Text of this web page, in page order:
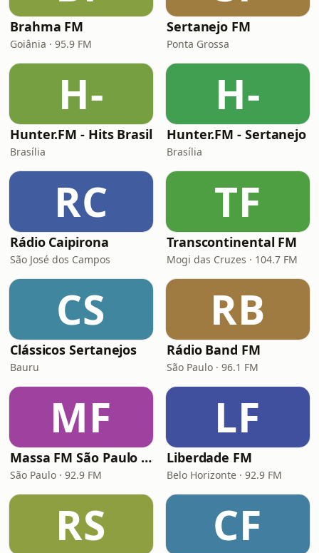
Brahma FM
Goiânia · 95.9 FM
Sertanejo FM
Ponta Grossa
H-
Hunter.FM - Hits Brasil
Brasília
H-
Hunter.FM - Sertanejo
Brasília
RC
Rádio Caipirona
São José dos Campos
TF
Transcontinental FM
Mogi das Cruzes · 104.7 FM
CS
Clássicos Sertanejos
Bauru
RB
Rádio Band FM
São Paulo · 96.1 FM
MF
Massa FM São Paulo 92.9
São Paulo · 92.9 FM
LF
Liberdade FM
Belo Horizonte · 92.9 FM
RS CF